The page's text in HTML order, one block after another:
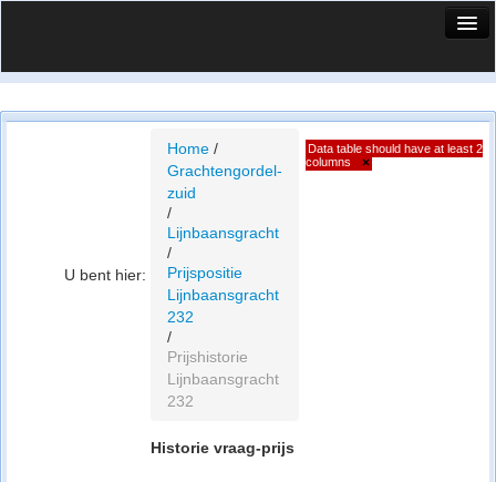
Vergelijk prijsposities - wijk
Privacy beleid
U bent hier:
Home /
Grachtengordel-
zuid
/
Lijnbaansgracht
/
Prijspositie
Lijnbaansgracht
232
/
Prijshistorie
Lijnbaansgracht
232
Historie vraag-prijs
Data table should have at least 2
columns
×